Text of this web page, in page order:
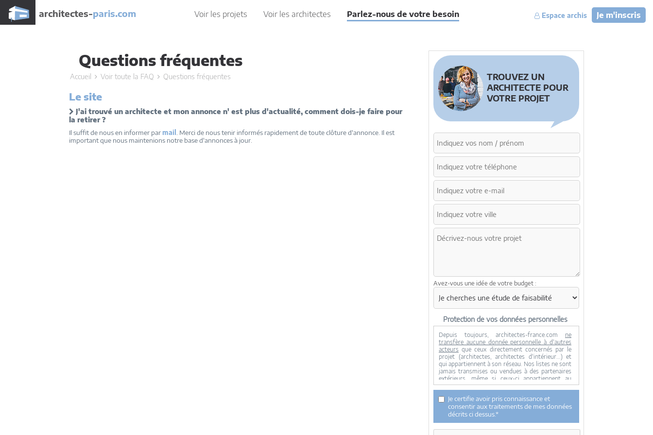
architectes-paris.com Voir les projets Voir les architectes Parlez-nous de votre besoin Je m'inscris
Espace archis
Questions fréquentes
Accueil Voir toute la FAQ Questions fréquentes
Le site
J'ai trouvé un architecte et mon annonce n' est plus d'actualité, comment dois-je faire pour
la retirer ?
Il suffit de nous en informer par mail
. Merci de nous tenir informés rapidement de toute clôture d'annonce. Il est
important que nous maintenions notre base d'annonces à jour.
TROUVEZ UN
ARCHITECTE POUR
VOTRE PROJET
Avez-vous une idée de votre budget :
Protection de vos données personnelles
Depuis toujours, architectes-france.com ne
transfère aucune donnée personnelle à d'autres
acteurs que ceux directement concernés par le
projet (architectes, architectes d'intérieur...) et
qui appartiennent à son réseau. Nos listes ne sont
jamais transmises ou vendues à des partenaires
extérieurs, même si ceux-ci appartiennent au
domaine de la construction.
effectuée qu'avec votre consentement.
Je consens à ce que mes données personnelles
soient collectées pour permettre à architectes-
france de transférer votre projet aux architectes.
Seul Architectes-france, ses équipes internes et la
Je certifie avoir pris connaissance et
consentir aux traitements de mes données
décrits ci dessus.*